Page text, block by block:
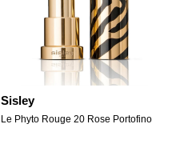
Sisley
Le Phyto Rouge 20 Rose Portofino